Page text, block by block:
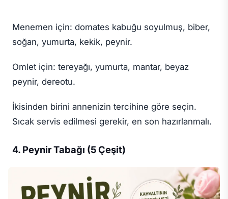
Menemen için: domates kabuğu soyulmuş, biber,
soğan, yumurta, kekik, peynir.
Omlet için: tereyağı, yumurta, mantar, beyaz
peynir, dereotu.
İkisinden birini annenizin tercihine göre seçin.
Sıcak servis edilmesi gerekir, en son hazırlanmalı.
4. Peynir Tabağı (5 Çeşit)